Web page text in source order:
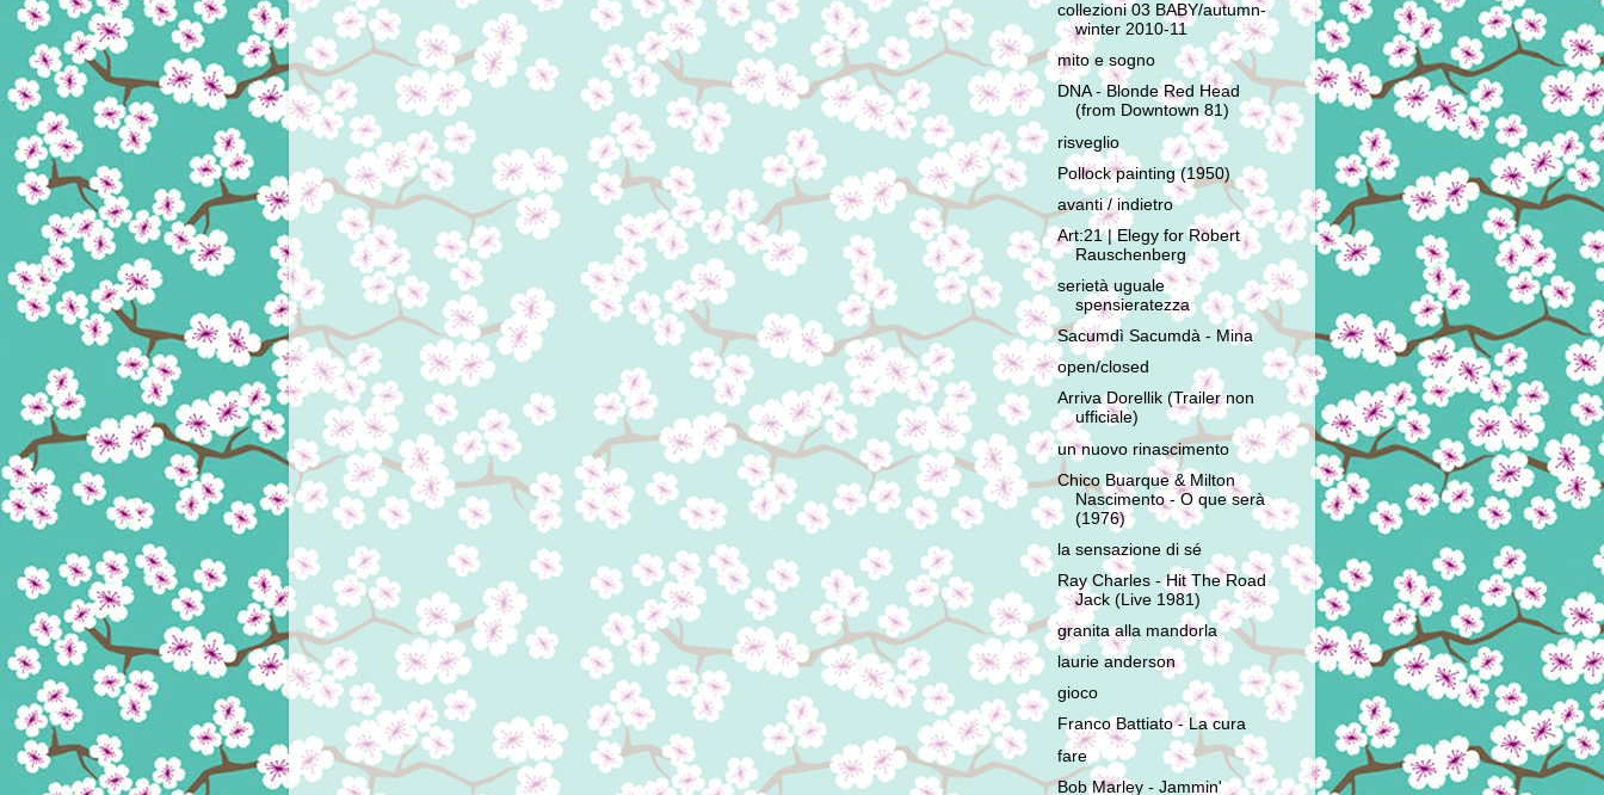
collezioni 03 BABY/autumn-
winter 2010-11
mito e sogno
DNA - Blonde Red Head
(from Downtown 81)
risveglio
Pollock painting (1950)
avanti / indietro
Art:21 | Elegy for Robert
Rauschenberg
serietà uguale
spensieratezza
Sacumdì Sacumdà - Mina
open/closed
Arriva Dorellik (Trailer non
ufficiale)
un nuovo rinascimento
Chico Buarque & Milton
Nascimento - O que serà
(1976)
la sensazione di sé
Ray Charles - Hit The Road
Jack (Live 1981)
granita alla mandorla
laurie anderson
gioco
Franco Battiato - La cura
fare
Bob Marley - Jammin'